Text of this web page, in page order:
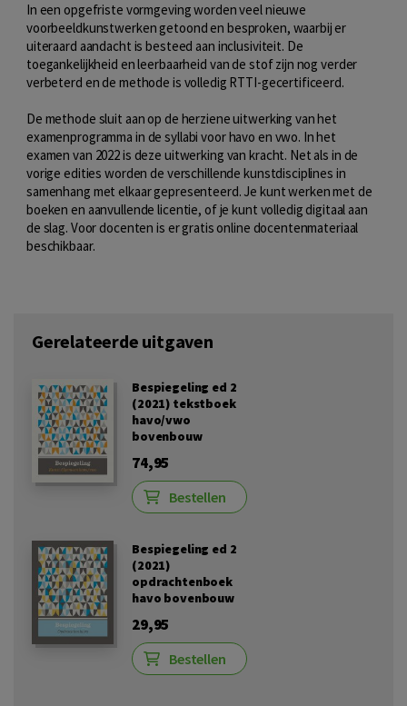
In een opgefriste vormgeving worden veel nieuwe
voorbeeldkunstwerken getoond en besproken, waarbij er
uiteraard aandacht is besteed aan inclusiviteit. De
toegankelijkheid en leerbaarheid van de stof zijn nog verder
verbeterd en de methode is volledig RTTI-gecertificeerd.
De methode sluit aan op de herziene uitwerking van het
examenprogramma in de syllabi voor havo en vwo. In het
examen van 2022 is deze uitwerking van kracht. Net als in de
vorige edities worden de verschillende kunstdisciplines in
samenhang met elkaar gepresenteerd. Je kunt werken met de
boeken en aanvullende licentie, of je kunt volledig digitaal aan
de slag. Voor docenten is er gratis online docentenmateriaal
beschikbaar.
Gerelateerde uitgaven
Bespiegeling ed 2
(2021) tekstboek
havo/vwo
bovenbouw
74,95
Bestellen
Bespiegeling ed 2
(2021)
opdrachtenboek
havo bovenbouw
29,95
Bestellen